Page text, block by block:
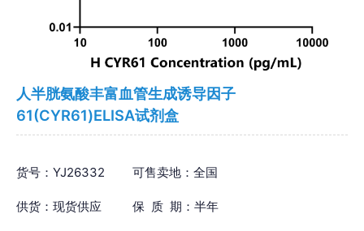
人半胱氨酸丰富血管生成诱导因子
61(CYR61)ELISA试剂盒
货号：YJ26332 可售卖地：全国
供货：现货供应 保 质 期：半年